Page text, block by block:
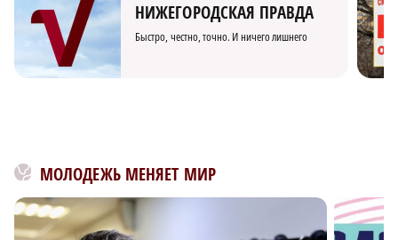
НИЖЕГОРОДСКАЯ ПРАВДА
Быстро, честно, точно. И ничего лишнего
МОЛОДЕЖЬ МЕНЯЕТ МИР